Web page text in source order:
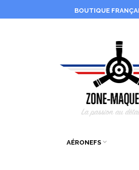
BOUTIQUE
AÉRONEFS